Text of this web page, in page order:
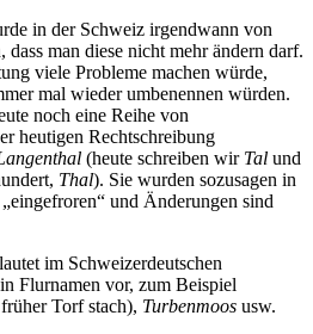
in der Schweiz irgendwann von
dass man diese nicht mehr ändern darf.
viele Probleme machen würde,
mal wieder umbenennen würden.
noch eine Reihe von
heutigen Rechtschreibung
(heute schreiben wir Tal und
Thal). Sie wurden sozusagen in
und Änderungen sind
im Schweizerdeutschen
Flurnamen vor, zum Beispiel
Torf stach), Turbenmoos usw.